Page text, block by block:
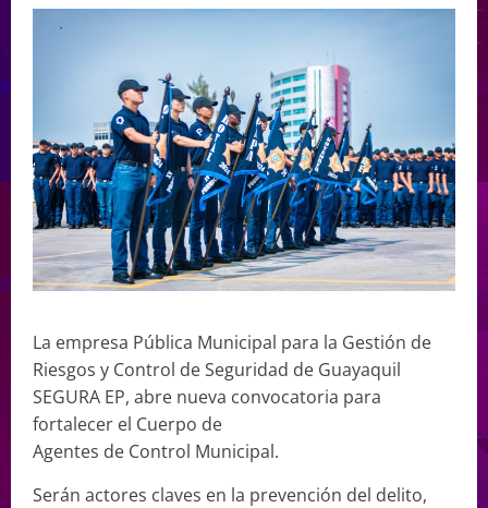
La empresa Pública Municipal para la Gestión de
Riesgos y Control de Seguridad de Guayaquil
SEGURA EP, abre nueva convocatoria para
fortalecer el Cuerpo de
Agentes de Control Municipal.
Serán actores claves en la prevención del delito,